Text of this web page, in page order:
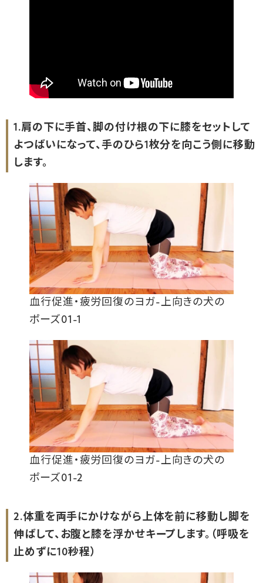
1.肩の下に手首、脚の付け根の下に膝をセットして
よつばいになって、手のひら1枚分を向こう側に移動
します。
血行促進・疲労回復のヨガ-上向きの犬の
ポーズ01-1
血行促進・疲労回復のヨガ-上向きの犬の
ポーズ01-2
2.体重を両手にかけながら上体を前に移動し脚を
伸ばして、お腹と膝を浮かせキープします。（呼吸を
止めずに10秒程）